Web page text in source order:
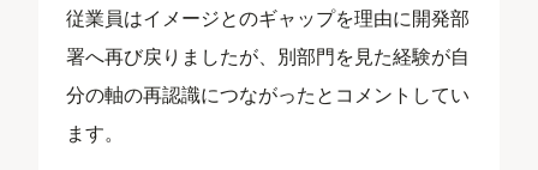
従業員はイメージとのギャップを理由に開発部
署へ再び戻りましたが、別部門を見た経験が自
分の軸の再認識につながったとコメントしてい
ます。